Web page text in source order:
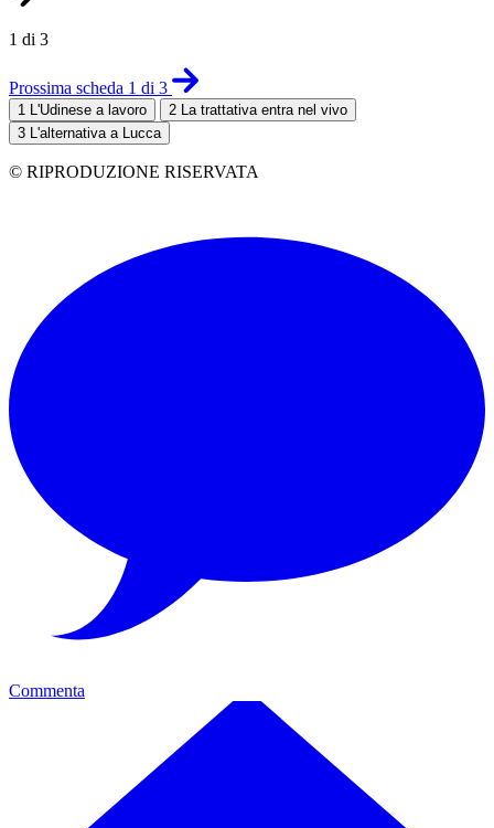
1 di 3
Prossima scheda 1 di 3
1 L'Udinese a lavoro 2 La trattativa entra nel vivo
3 L'alternativa a Lucca
© RIPRODUZIONE RISERVATA
Commenta